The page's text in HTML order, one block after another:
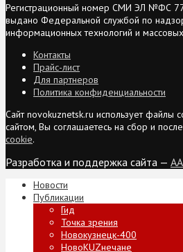
Регистрационный номер СМИ ЭЛ №ФС
выдано Федеральной службой по
информационных технологий и
Контакты
Прайс-лист
Для партнеров
Политика конфиденциальности
Сайт novokuznetsk.ru использует файлы
сайтом, Вы соглашаетесь на сбор и
cookie.
Разработка и поддержка сайта — AA
Новости
Публикации
Гид
Точка зрения
Новокузнецк-400
НовоKUZнечане